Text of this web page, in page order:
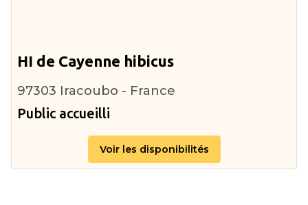
HI de Cayenne hibicus
97303 Iracoubo - France
Public accueilli
Voir les disponibilités